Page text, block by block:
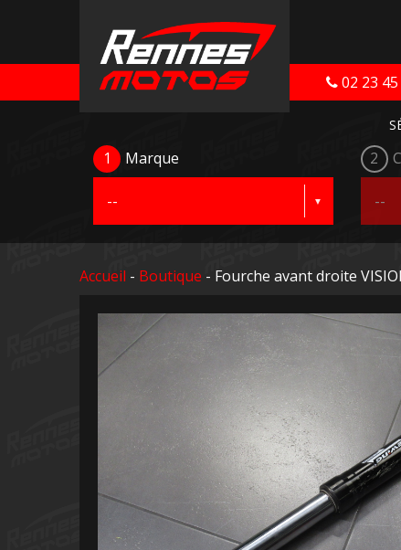
02 23
1 Marque 2
Accueil - Boutique - Fourche avant droite